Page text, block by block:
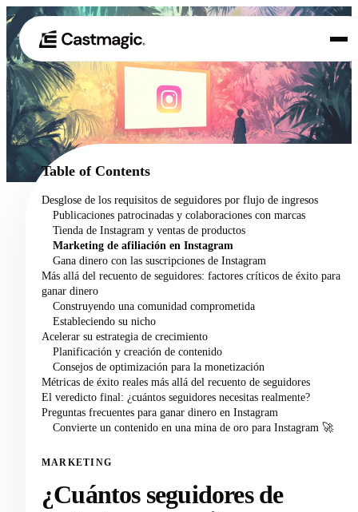
01 Producto
Casos de uso
Precios
Acerca de nosotros
Table of Contents
Desglose de los requisitos de seguidores por flujo de ingresos
Publicaciones patrocinadas y colaboraciones con marcas
Tienda de Instagram y ventas de productos
Marketing de afiliación en Instagram
Gana dinero con las suscripciones de Instagram
Más allá del recuento de seguidores: factores críticos de éxito para
ganar dinero
Construyendo una comunidad comprometida
Estableciendo su nicho
Acelerar su estrategia de crecimiento
Planificación y creación de contenido
Consejos de optimización para la monetización
Métricas de éxito reales más allá del recuento de seguidores
El veredicto final: ¿cuántos seguidores necesitas realmente?
Preguntas frecuentes para ganar dinero en Instagram
Convierte un contenido en una mina de oro para Instagram 🚀
MARKETING
¿Cuántos seguidores de